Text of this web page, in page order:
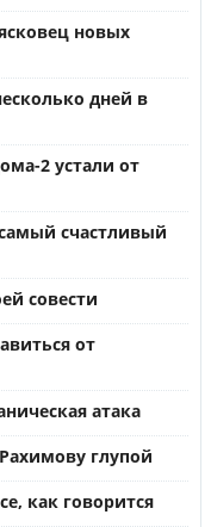
новых
дней в
2 устали от
счастливый
совести
от
атака
глупой
как говорится